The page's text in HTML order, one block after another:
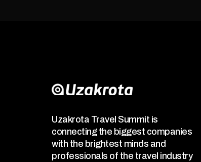
Uzakrota Travel Summit is
connecting the biggest companies
with the brightest minds and
professionals of the travel industry